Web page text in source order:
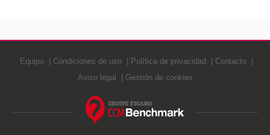
Equipo Condiciones de uso Política de privacidad
Contacto
Aviso legal
Gestión de cookies